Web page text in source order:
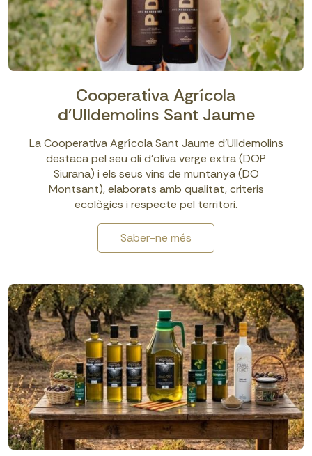
Cooperativa Agrícola
d'Ulldemolins Sant Jaume
La Cooperativa Agrícola Sant Jaume d’Ulldemolins
destaca pel seu oli d’oliva verge extra (DOP
Siurana) i els seus vins de muntanya (DO
Montsant), elaborats amb qualitat, criteris
ecològics i respecte pel territori.
Saber-ne més